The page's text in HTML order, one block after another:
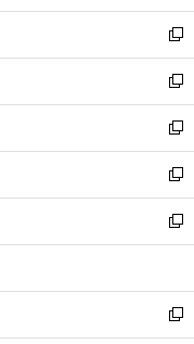
開
く
ウ
で
開
く
ン
ド
ウ
で
開
く
ウ
ィ
ン
ド
ウ
で
開
く
新
し
い
ウ
ィ
ン
ド
ウ
で
開
新
し
い
ウ
ィ
ン
ド
ウ
開
く
新
し
い
ウ
ィ
ン
ウ
で
開
新
し
い
ウ
ン
ド
ウ
新
し
ウ
ィ
ン
新